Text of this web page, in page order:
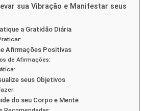
sua Vibração e Manifestar seus
a Gratidão Diária
Afirmações Positivas
de Afirmações:
seus Objetivos
do seu Corpo e Mente